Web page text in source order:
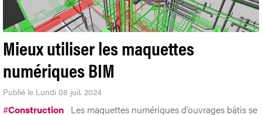
Mieux utiliser les maquettes
numériques BIM
Publié le Lundi 08 juil. 2024
#Construction Les maquettes numériques d’ouvrages bâtis se